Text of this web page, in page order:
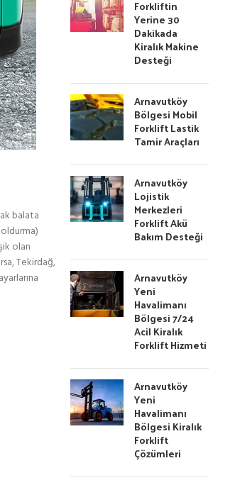
balata
olan
Tekirdağ,
Forkliftin
Yerine 30
Dakikada
Kiralık Makine
Desteği
Arnavutköy
Bölgesi Mobil
Forklift Lastik
Tamir Araçları
Arnavutköy
Lojistik
Merkezleri
Forklift Akü
Bakım Desteği
Arnavutköy
Yeni
Havalimanı
Bölgesi 7/24
Acil Kiralık
Forklift Hizmeti
Arnavutköy
Yeni
Havalimanı
Bölgesi Kiralık
Forklift
Çözümleri